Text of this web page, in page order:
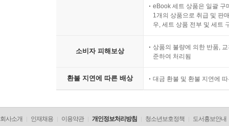
eBook 세트 상품은 일괄 구
1개의 상품으로 취급 및 판
우, 세트 상품 전부 및 세트
소비자 피해보상
상품의 불량에 의한 반품,
준하여 처리됨
환불 지연에 따른 배상 대금 환불 및 환불 지연에
회사소개 인재채용 이용약관 개인정보처리방침 청소년보호정책 도서홍보안내